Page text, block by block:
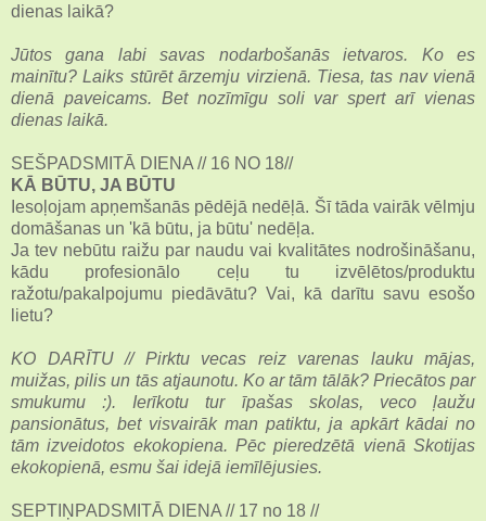
dienas laikā?
Jūtos gana labi savas nodarbošanās ietvaros. Ko es
mainītu? Laiks stūrēt ārzemju virzienā. Tiesa, tas nav vienā
dienā paveicams. Bet nozīmīgu soli var spert arī vienas
dienas laikā.
SEŠPADSMITĀ DIENA // 16 NO 18//
KĀ BŪTU, JA BŪTU
Iesoļojam apņemšanās pēdējā nedēļā. Šī tāda vairāk vēlmju
domāšanas un 'kā būtu, ja būtu' nedēļa.
Ja tev nebūtu raižu par naudu vai kvalitātes nodrošināšanu,
kādu profesionālo ceļu tu izvēlētos/produktu
ražotu/pakalpojumu piedāvātu? Vai, kā darītu savu esošo
lietu?
KO DARĪTU // Pirktu vecas reiz varenas lauku mājas,
muižas, pilis un tās atjaunotu. Ko ar tām tālāk? Priecātos par
smukumu :). Ierīkotu tur īpašas skolas, veco ļaužu
pansionātus, bet visvairāk man patiktu, ja apkārt kādai no
tām izveidotos ekokopiena. Pēc pieredzētā vienā Skotijas
ekokopienā, esmu šai idejā iemīlējusies.
SEPTIŅPADSMITĀ DIENA // 17 no 18 //